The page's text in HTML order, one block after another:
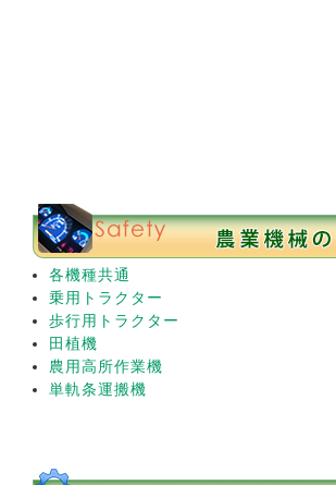
各機種共通
乗用トラクター
歩行用トラクター
田植機
農用高所作業機
単軌条運搬機